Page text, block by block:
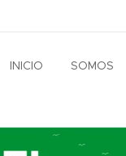
INICIO SOMOS